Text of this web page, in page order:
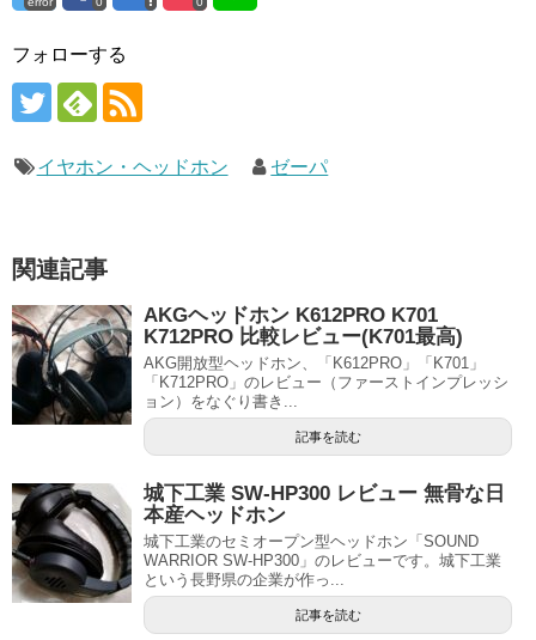
フォローする
イヤホン・ヘッドホン ゼーパ
関連記事
AKGヘッドホン K612PRO K701
K712PRO 比較レビュー(K701最高)
AKG開放型ヘッドホン、「K612PRO」「K701」
「K712PRO」のレビュー（ファーストインプレッシ
ョン）をなぐり書き...
記事を読む
城下工業 SW-HP300 レビュー 無骨な日
本産ヘッドホン
城下工業のセミオープン型ヘッドホン「SOUND
WARRIOR SW-HP300」のレビューです。城下工業
という長野県の企業が作っ...
記事を読む